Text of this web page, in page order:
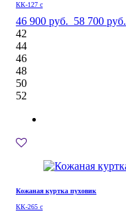
КК-127 с
46 900 руб. 58 700 руб.
42
44
46
48
50
52
Кожаная куртка пуховик
КК-265 с